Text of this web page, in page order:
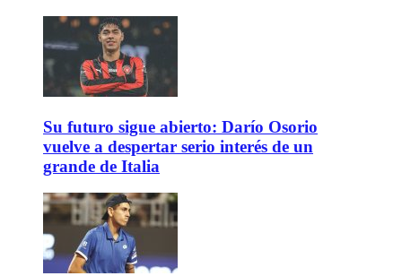
Su futuro sigue abierto: Darío Osorio
vuelve a despertar serio interés de un
grande de Italia